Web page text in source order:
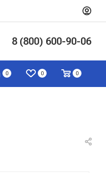
8 (800) 600-90-06
0 0 0